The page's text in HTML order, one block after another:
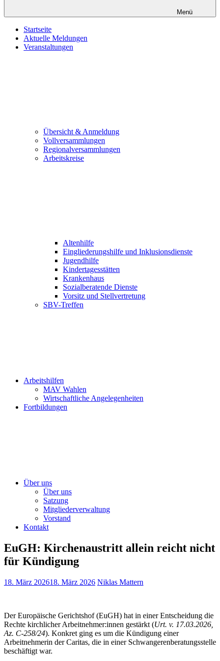
Menü
Startseite
Aktuelle Meldungen
Veranstaltungen
Übersicht & Anmeldung
Vollversammlungen
Regionalversammlungen
Arbeitskreise
Altenhilfe
Eingliederungshilfe und Inklusionsdienste
Jugendhilfe
Kindertagesstätten
Krankenhaus
Sozialberatende Dienste
Vorsitz und Stellvertretung
SBV-Treffen
Arbeitshilfen
MAV Wahlen
Wirtschaftliche Angelegenheiten
Fortbildungen
Über uns
Über uns
Satzung
Mitgliederverwaltung
Vorstand
Kontakt
EuGH: Kirchenaustritt allein reicht nicht
für Kündigung
18. März 202618. März 2026 Niklas Mattern
Der Europäische Gerichtshof (EuGH) hat in einer Entscheidung die
Rechte kirchlicher Arbeitnehmer:innen gestärkt (Urt. v. 17.03.2026,
Az. C-258/24). Konkret ging es um die Kündigung einer
Arbeitnehmerin der Caritas, die in einer Schwangerenberatungsstelle
beschäftigt war.